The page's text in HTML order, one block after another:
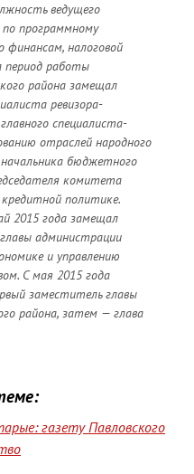
ведущего
программному
налоговой
период работы
района замещал
ревизора-
специалиста-
отраслей народного
бюджетного
комитета
политике.
2015 года замещал
администрации
и управлению
С мая 2015 года
заместитель главы
района, затем — глава
газету Павловского